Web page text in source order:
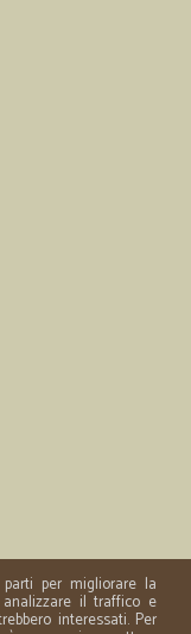
per migliorare la
analizzare il traffico e
interessati. Per